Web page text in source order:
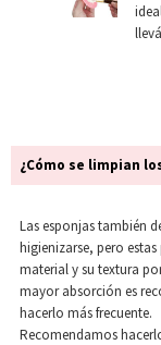
¿Cómo se limpian
Las esponjas también
higienizarse, pero estas
material y su textura
mayor absorción es
hacerlo más frecuente.
Recomendamos